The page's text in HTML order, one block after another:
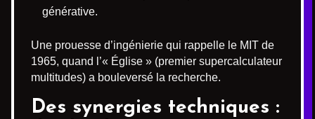
générative.
Une prouesse d’ingénierie qui rappelle le MIT de
1965, quand l’« Église » (premier supercalculateur
multitudes) a bouleversé la recherche.
Des synergies techniques :